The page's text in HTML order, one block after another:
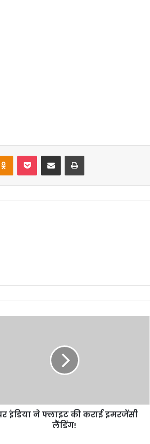
इंडिया ने फ्लाइट की कराई इमरजेंसी
लैंडिंग!